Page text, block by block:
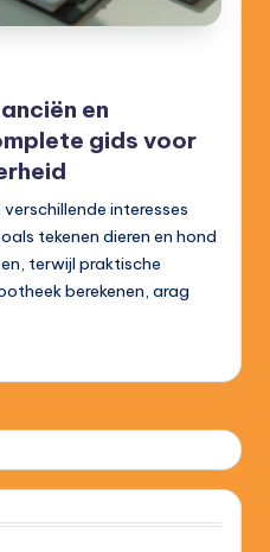
en
gids voor
interesses
tekenen dieren en hond
terwijl praktische
berekenen, arag